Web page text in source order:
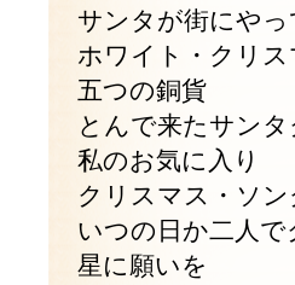
サンタが街にや
ホワイト・クリ
五つの銅貨
とんで来たサン
私のお気に入り
クリスマス・ソン
いつの日か二人
星に願いを